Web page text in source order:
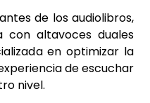
de los audiolibros,
con altavoces duales
en optimizar la
de escuchar
nivel.